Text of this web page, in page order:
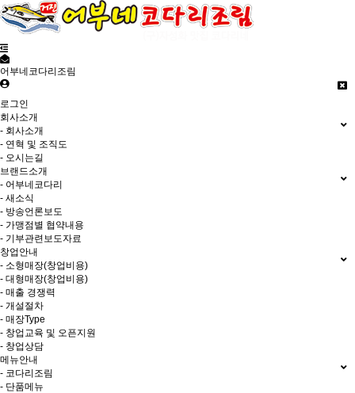
어부네코다리조림
로그인
회사소개
- 회사소개
- 연혁 및 조직도
- 오시는길
브랜드소개
- 어부네코다리
- 새소식
- 방송언론보도
- 가맹점별 협약내용
- 기부관련보도자료
창업안내
- 소형매장(창업비용)
- 대형매장(창업비용)
- 매출 경쟁력
- 개설절차
- 매장Type
- 창업교육 및 오픈지원
- 창업상담
메뉴안내
- 코다리조림
- 단품메뉴